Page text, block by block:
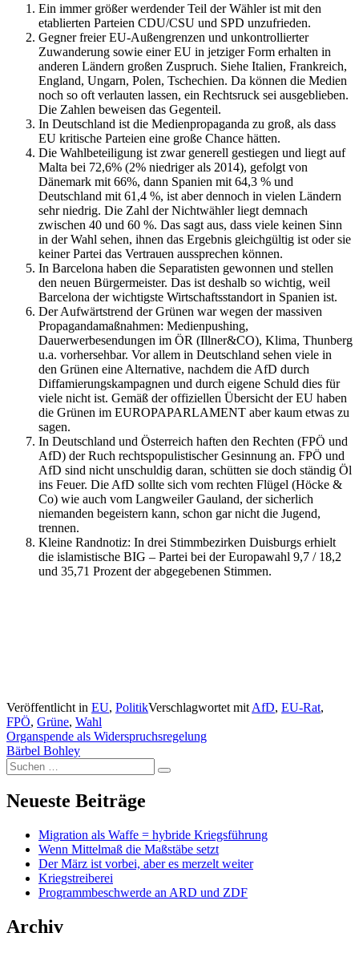
Ein immer größer werdender Teil der Wähler ist mit den
etablierten Parteien CDU/CSU und SPD unzufrieden.
Gegner freier EU-Außengrenzen und unkontrollierter
Zuwanderung sowie einer EU in jetziger Form erhalten in
anderen Ländern großen Zuspruch. Siehe Italien, Frankreich,
England, Ungarn, Polen, Tschechien. Da können die Medien
noch so oft verlauten lassen, ein Rechtsruck sei ausgeblieben.
Die Zahlen beweisen das Gegenteil.
In Deutschland ist die Medienpropaganda zu groß, als dass
EU kritische Parteien eine große Chance hätten.
Die Wahlbeteiligung ist zwar generell gestiegen und liegt auf
Malta bei 72,6% (2% niedriger als 2014), gefolgt von
Dänemark mit 66%, dann Spanien mit 64,3 % und
Deutschland mit 61,4 %, ist aber dennoch in vielen Ländern
sehr niedrig. Die Zahl der Nichtwähler liegt demnach
zwischen 40 und 60 %. Das sagt aus, dass viele keinen Sinn
in der Wahl sehen, ihnen das Ergebnis gleichgültig ist oder sie
keiner Partei das Vertrauen aussprechen können.
In Barcelona haben die Separatisten gewonnen und stellen
den neuen Bürgermeister. Das ist deshalb so wichtig, weil
Barcelona der wichtigste Wirtschaftsstandort in Spanien ist.
Der Aufwärtstrend der Grünen war wegen der massiven
Propagandamaßnahmen: Medienpushing,
Dauerwerbesendungen im ÖR (Illner&CO), Klima, Thunberg
u.a. vorhersehbar. Vor allem in Deutschland sehen viele in
den Grünen eine Alternative, nachdem die AfD durch
Diffamierungskampagnen und durch eigene Schuld dies für
viele nicht ist. Gemäß der offiziellen Übersicht der EU haben
die Grünen im EUROPAPARLAMENT aber kaum etwas zu
sagen.
In Deutschland und Österreich haften den Rechten (FPÖ und
AfD) der Ruch rechtspopulistischer Gesinnung an. FPÖ und
AfD sind nicht unschuldig daran, schütten sie doch ständig Öl
ins Feuer. Die AfD sollte sich vom rechten Flügel (Höcke &
Co) wie auch vom Langweiler Gauland, der sicherlich
niemanden begeistern kann, schon gar nicht die Jugend,
trennen.
Kleine Randnotiz: In drei Stimmbezirken Duisburgs erhielt
die islamistische BIG – Partei bei der Europawahl 9,7 / 18,2
und 35,71 Prozent der abgegebenen Stimmen.
Veröffentlicht in EU, PolitikVerschlagwortet mit AfD, EU-Rat,
FPÖ, Grüne, Wahl
Beitragsnavigation
Organspende als Widerspruchsregelung
Bärbel Bohley
Suchen
nach:
Suchen
Neueste Beiträge
Migration als Waffe = hybride Kriegsführung
Wenn Mittelmaß die Maßstäbe setzt
Der März ist vorbei, aber es merzelt weiter
Kriegstreiberei
Programmbeschwerde an ARD und ZDF
Archiv